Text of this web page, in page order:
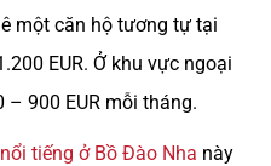
một căn hộ tương tự tại
EUR. Ở khu vực ngoại
900 EUR mỗi tháng.
tiếng ở Bồ Đào Nha này